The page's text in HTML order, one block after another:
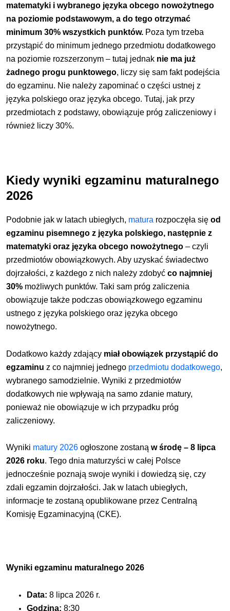
matematyki i wybranego języka obcego nowożytnego
na poziomie podstawowym, a do tego otrzymać
minimum 30% wszystkich punktów. Poza tym trzeba
przystąpić do minimum jednego przedmiotu dodatkowego
na poziomie rozszerzonym – tutaj jednak nie ma już
żadnego progu punktowego, liczy się sam fakt podejścia
do egzaminu. Nie należy zapominać o części ustnej z
języka polskiego oraz języka obcego. Tutaj, jak przy
przedmiotach z podstawy, obowiązuje próg zaliczeniowy i
również liczy 30%.
Kiedy wyniki egzaminu maturalnego
2026
Podobnie jak w latach ubiegłych, matura rozpoczęła się od
egzaminu pisemnego z języka polskiego, następnie z
matematyki oraz języka obcego nowożytnego – czyli
przedmiotów obowiązkowych. Aby uzyskać świadectwo
dojrzałości, z każdego z nich należy zdobyćco najmniej
30% możliwych punktów. Taki sam próg zaliczenia
obowiązuje także podczas obowiązkowego egzaminu
ustnego z języka polskiego oraz języka obcego
nowożytnego.
Dodatkowo każdy zdający miał obowiązek przystąpić do
egzaminuz co najmniej jednego przedmiotu dodatkowego,
wybranego samodzielnie. Wyniki z przedmiotów
dodatkowych nie wpływają na samo zdanie matury,
ponieważ nie obowiązuje w ich przypadku próg
zaliczeniowy.
Wyniki matury 2026 ogłoszone zostanąw środę – 8 lipca
2026 roku. Tego dnia maturzyści w całej Polsce
jednocześnie poznają swoje wyniki i dowiedzą się, czy
zdali egzamin dojrzałości. Jak w latach ubiegłych,
informacje te zostaną opublikowane przez Centralną
Komisję Egzaminacyjną (CKE).
Wyniki egzaminu maturalnego 2026
Data: 8 lipca 2026 r.
Godzina: 8:30